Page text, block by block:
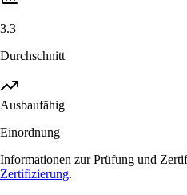
3.3
Durchschnitt
Ausbaufähig
Einordnung
Informationen zur Prüfung und
Zertifizierung.